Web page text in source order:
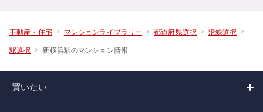
不動産・住宅 マンションライブラリー 都道府県選択 沿線選択
駅選択 新横浜駅のマンション情報
買いたい